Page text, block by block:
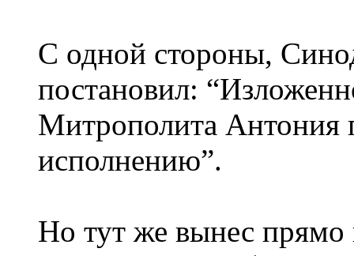
С одной стороны,
постановил:
Митрополита Антония
исполнению”.
Но тут же вынес